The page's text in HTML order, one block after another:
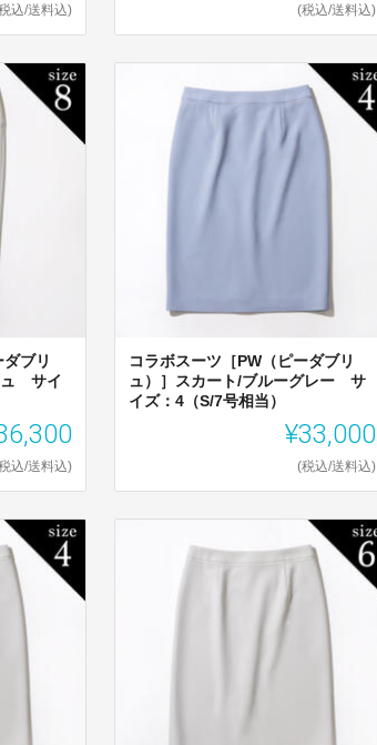
込/送料込) (税込/送料込)
ブリ
ュ サイ
込/送料込)
コラボスーツ［PW（ピーダブリ
ュ）］スカート/ブルーグレー サ
イズ：4（S/7号相当）
¥33,000
(税込/送料込)